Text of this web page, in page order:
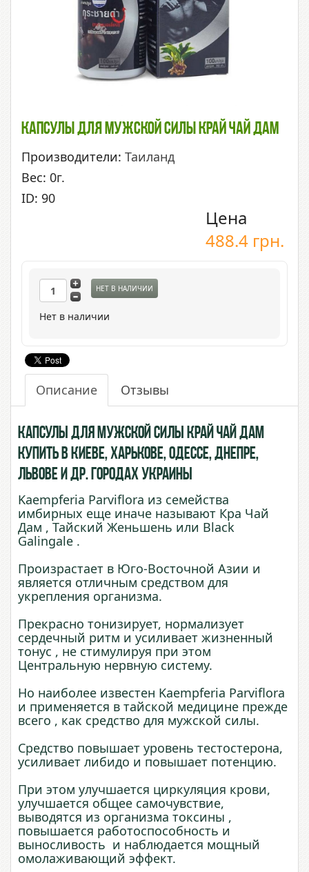
Капсулы Для Мужской Силы Край Чай Дам
Производители: Таиланд
Вес: 0г.
ID: 90
Цена
488.4 грн.
НЕТ В НАЛИЧИИ
Нет в наличии
Описание Отзывы
Капсулы для мужской силы Край Чай Дам
купить в Киеве, Харькове, Одессе, Днепре,
Львове и др. городах Украины
Kaempferia Parviflora из семейства
имбирных еще иначе называют Кра Чай
Дам , Тайский Женьшень или Black
Galingale .
Произрастает в Юго-Восточной Азии и
является отличным средством для
укрепления организма.
Прекрасно тонизирует, нормализует
сердечный ритм и усиливает жизненный
тонус , не стимулируя при этом
Центральную нервную систему.
Но наиболее известен Kaempferia Parviflora
и применяется в тайской медицине прежде
всего , как средство для мужской силы.
Средство повышает уровень тестостерона,
усиливает либидо и повышает потенцию.
При этом улучшается циркуляция крови,
улучшается общее самочувствие,
выводятся из организма токсины ,
повышается работоспособность и
выносливость и наблюдается мощный
омолаживающий эффект.